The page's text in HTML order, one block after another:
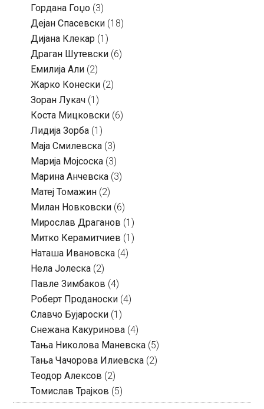
Гордана Гоџо (3)
Дејан Спасевски (18)
Дијана Клекар (1)
Драган Шутевски (6)
Емилија Али (2)
Жарко Конески (2)
Зоран Лукач (1)
Коста Мицковски (6)
Лидија Зорба (1)
Маја Смилевска (3)
Марија Мојсоска (3)
Марина Анчевска (3)
Матеј Томажин (2)
Милан Новковски (6)
Мирослав Драганов (1)
Митко Керамитчиев (1)
Наташа Ивановска (4)
Нела Јолеска (2)
Павле Зимбаков (4)
Роберт Проданоски (4)
Славчо Бујароски (1)
Снежана Какуринова (4)
Тања Николова Маневска (5)
Тања Чачорова Илиевска (2)
Теодор Алексов (2)
Томислав Трајков (5)